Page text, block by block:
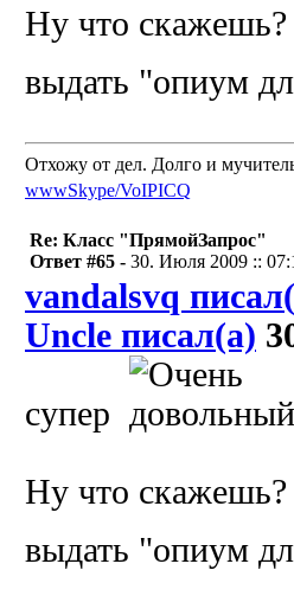
Ну что скажешь?
выдать "опиум
Отхожу от дел. Долго и
wwwSkype/VoIPICQ
Re: Класс "ПрямойЗапрос"
Ответ #65 - 30. Июля 2009 ::
vandalsvq
Uncle писал(а)
супер
Ну что скажешь?
выдать "опиум